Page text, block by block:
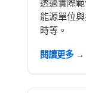
透過實際
能源單位
時等。
閱讀更多 →